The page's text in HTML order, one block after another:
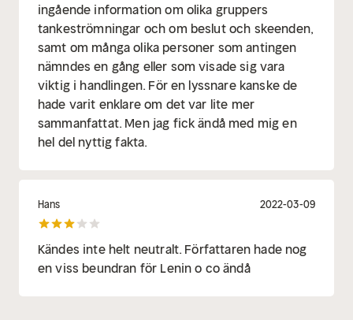
ingående information om olika gruppers
tankeströmningar och om beslut och skeenden,
samt om många olika personer som antingen
nämndes en gång eller som visade sig vara
viktig i handlingen. För en lyssnare kanske de
hade varit enklare om det var lite mer
sammanfattat. Men jag fick ändå med mig en
hel del nyttig fakta.
Hans 2022-03-09
Kändes inte helt neutralt. Författaren hade nog
en viss beundran för Lenin o co ändå